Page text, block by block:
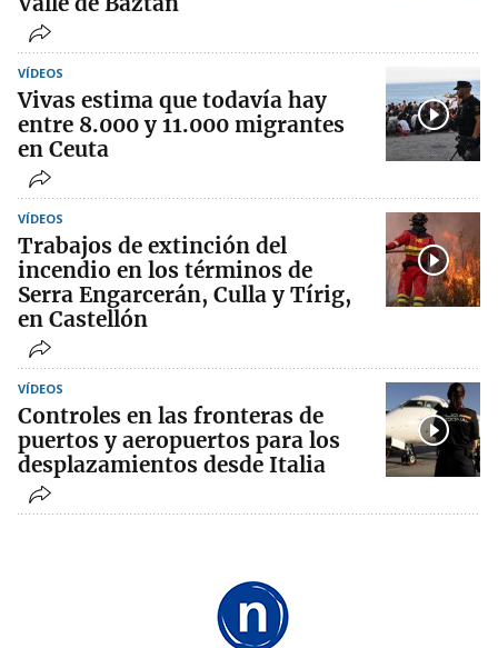
VÍDEOS
Vivas estima que todavía hay
entre 8.000 y 11.000 migrantes
en Ceuta
VÍDEOS
Trabajos de extinción del
incendio en los términos de
Serra Engarcerán, Culla y Tírig,
en Castellón
VÍDEOS
Controles en las fronteras de
puertos y aeropuertos para los
desplazamientos desde Italia